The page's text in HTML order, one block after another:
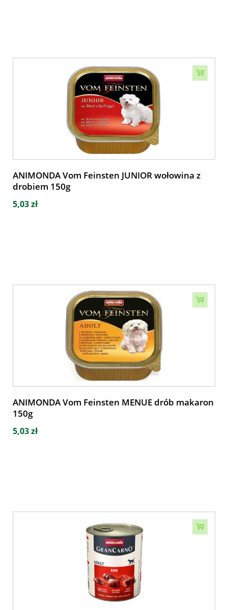
ANIMONDA Vom Feinsten JUNIOR wołowina z
drobiem 150g
5,03 zł
ANIMONDA Vom Feinsten MENUE drób makaron
150g
5,03 zł